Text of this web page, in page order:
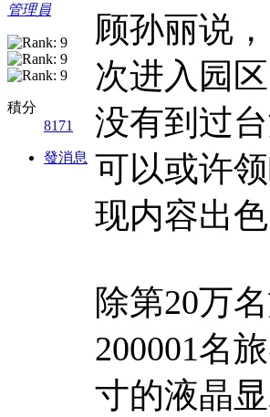
管理員
積分
8171
發消息
顾孙丽说
次进入园
没有到过
可以或许
现内容出
除第20万
200001名
寸的液晶